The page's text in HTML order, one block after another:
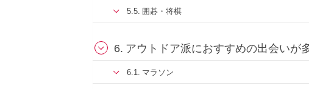
囲碁・将棋
アウトドア派におすすめの出会いが
マラソン